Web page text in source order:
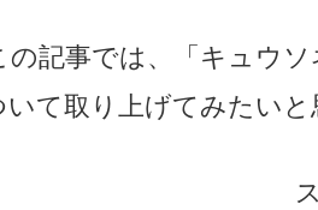
の記事では、「キュウ
て取り上げてみたいと